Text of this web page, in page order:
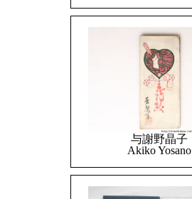
与謝野晶子
Akiko Yosano